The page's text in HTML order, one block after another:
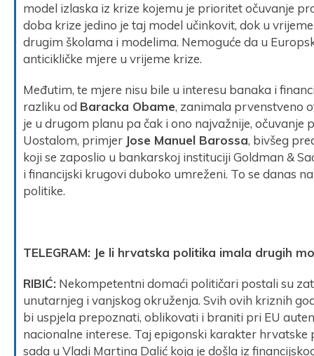
model izlaska iz krize kojemu je prioritet očuvanje
doba krize jedino je taj model učinkovit, dok u
drugim školama i modelima. Nemoguće da u
anticikličke mjere u vrijeme krize.
Međutim, te mjere nisu bile u interesu banaka i
razliku od Baracka Obame, zanimala prvenstveno
je u drugom planu pa čak i ono najvažnije, očuvanje
Uostalom, primjer Jose Manuel Barossa, bivšeg
koji se zaposlio u bankarskoj instituciji Goldman &
i financijski krugovi duboko umreženi. To se danas
politike.
TELEGRAM: Je li hrvatska politika imala drugih
RIBIĆ: Nekompetentni domaći političari postali su
unutarnjeg i vanjskog okruženja. Svih ovih kriznih
bi uspjela prepoznati, oblikovati i braniti pri EU
nacionalne interese. Taj epigonski karakter hrvatske
sada u Vladi Martina Dalić koja je došla iz